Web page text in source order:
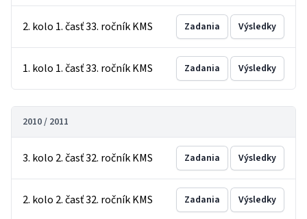
2. kolo 1. časť 33. ročník KMS Zadania Výsledky
1. kolo 1. časť 33. ročník KMS Zadania Výsledky
2010 / 2011
3. kolo 2. časť 32. ročník KMS Zadania Výsledky
2. kolo 2. časť 32. ročník KMS Zadania Výsledky